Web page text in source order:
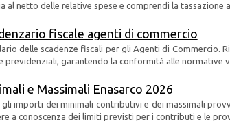
al netto delle relative spese e comprendi la tassazione
fiscale agenti di commercio
delle scadenze fiscali per gli Agenti di Commercio.
previdenziali, garantendo la conformità alle normative
e Massimali Enasarco 2026
gli importi dei minimali contributivi e dei massimali
a conoscenza dei limiti previsti per i contributi e le